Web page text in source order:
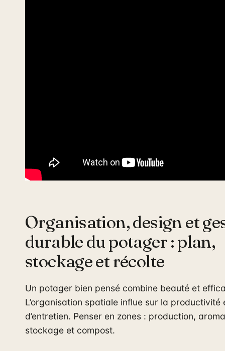
Organisation, design et
durable du potager : plan,
stockage et récolte
Un potager bien pensé combine beauté et
L’organisation spatiale influe sur la productivité
d’entretien. Penser en zones : production,
stockage et compost.